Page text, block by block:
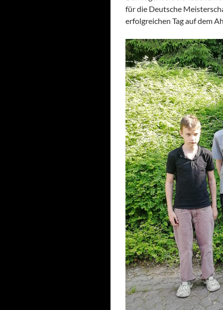
für die Deutsche
erfolgreichen Tag auf dem